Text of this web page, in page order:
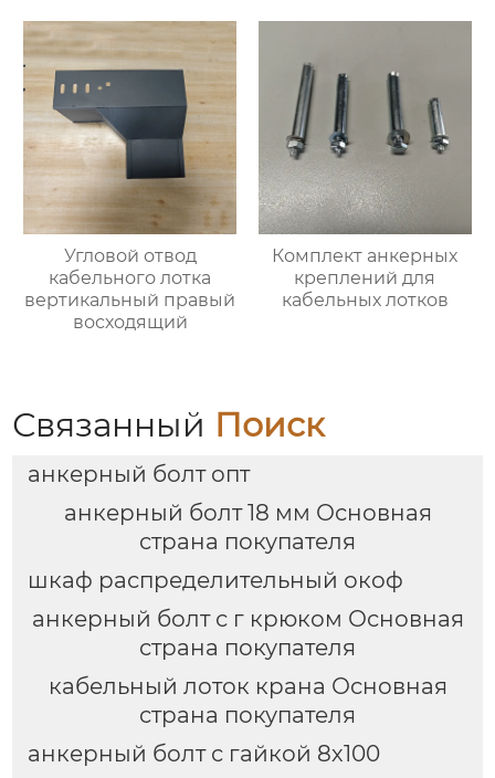
Угловой отвод
кабельного лотка
вертикальный правый
восходящий
Комплект анкерных
креплений для
кабельных лотков
Связанный Поиск
анкерный болт опт
анкерный болт 18 мм Основная
страна покупателя
шкаф распределительный окоф
анкерный болт с г крюком Основная
страна покупателя
кабельный лоток крана Основная
страна покупателя
анкерный болт с гайкой 8х100